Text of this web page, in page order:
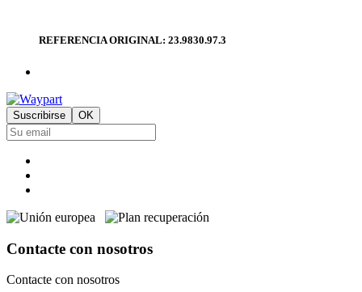
REFERENCIA ORIGINAL: 23.9830.97.3
Contacte con nosotros
Contacte con nosotros